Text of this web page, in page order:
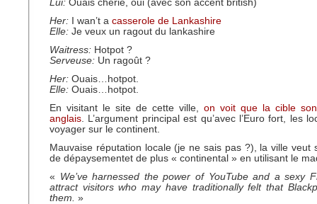
Lui: Ouais chérie, oui (avec son accent british)
Her: I wan’t a casserole de Lankashire
Elle: Je veux un ragout du lankashire
Waitress: Hotpot ?
Serveuse: Un ragoût ?
Her: Ouais…hotpot.
Elle: Ouais…hotpot.
En visitant le site de cette ville, on voit que la cible
anglais. L’argument principal est qu’avec l’Euro fort, les
voyager sur le continent.
Mauvaise réputation locale (je ne sais pas ?), la ville veut
de dépaysementet de plus « continental » en utilisant le
« We’ve harnessed the power of YouTube and a sexy
attract visitors who may have traditionally felt that
them. »